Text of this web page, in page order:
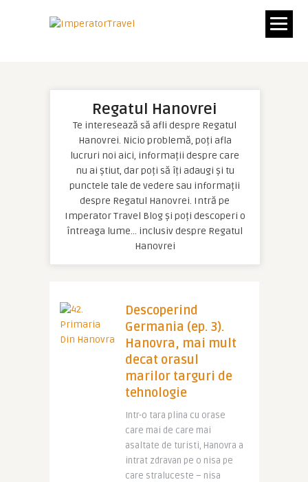
Regatul Hanovrei
Te interesează să afli despre Regatul
Hanovrei. Nicio problemă, poți afla
lucruri noi aici, informații despre care
nu ai știut, dar poți să îți adaugi și tu
punctele tale de vedere sau informații
despre Regatul Hanovrei. Intră pe
Imperator Travel Blog și poți descoperi o
întreaga lume… inclusiv despre Regatul
Hanovrei
Descoperind
Germania (ep. 3).
Hanovra, mai mult
decat orasul
marilor targuri de
tehnologie
Intr-o tara plina cu orase
care mai de care mai
asaltate de turisti, Hanovra a
intrat zdravan pe o nisa pe
care straluceste – nisa